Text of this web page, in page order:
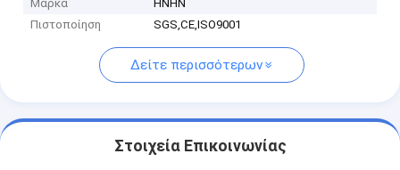
Μάρκα
HNHN
Πιστοποίηση
SGS,CE,ISO9001
Δείτε περισσότερων
Στοιχεία Επικοινωνίας